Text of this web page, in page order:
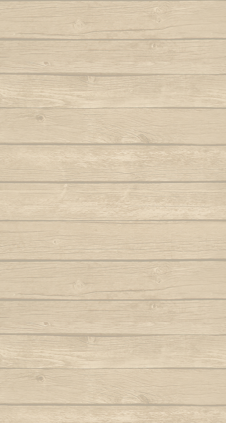
Ela e linda a Capoeira
Autor : Mestre Capu
Ela te chama (Capoeira vem)
Autor : Contra-Mestre Chicão
Eu acabei de chegar trazendo dendê
Eu quero voltar
Autor : Faisca (Grupo Candeias)
Eu vou tambem, eu vou pro mar
Autor : Lagarto (Grupo Camangula)
Familia de ouro
Autor : Mestre Chicote (Cordão de Ouro
Paris)
Folha seca
Hoje eu tava pensando em casa
Autor : Professor Pretinho
Hoje me leva o coração pra Bahia
Autor : Graduado Voador (Capoeira Nagô)
Hoje tem capoeira aiá
Autor : Instrutor Saracuru (Capoeira Brasil)
La na Bahia côco de dendê
Lembra de Bimba
Autor : Graduado Voador (Capoeira Nago)
Autor :
Sou
Sou
Autor : Mestre
Tin tin
Autor : Mestre
Vou no